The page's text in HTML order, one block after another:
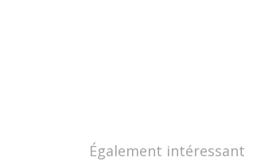
Également intéressant